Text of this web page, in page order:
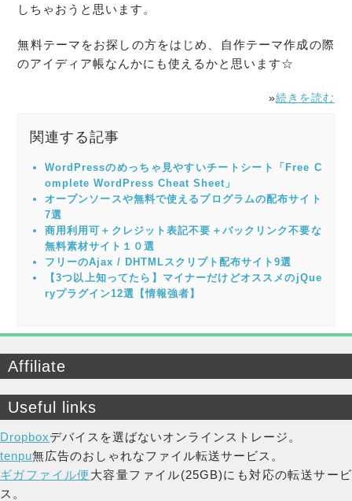
しちゃおうと思います。
無料テーマ をお探しの方をはじめ、自作テーマ作成の際
のアイディア帳なんかにも使えるかと思います☆
»続きを読む
関連する記事
WordPressのめっちゃ見やすいチートシート「Free C
omplete WordPress Cheat Sheet」
オープンソースや無料で使えるプログラムの配布サイト
7選
商用利用可＋クレジット表記不要＋バックリンク不要な
無料素材サイト１０選
フリーのAjax / DHTMLスクリプト配布サイト9選
【3つ以上知ってたら】マイナーだけどオススメのjQue
ryプラグイン12選【情報強者】
Affiliate
Useful links
Dropboxデバイスを選ばないオンラインストレージ。
tenpu無広告のおしゃれなファイル転送サービス。
ギガファイル便 大容量ファイル(25GB)にも対応の転送サービ
ス。